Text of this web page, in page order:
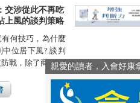
交涉從此不再吃
上風的談判策略
何技巧，為什麼
位居下風? 談判
戰，除了商業...親愛的讀者，入會好康